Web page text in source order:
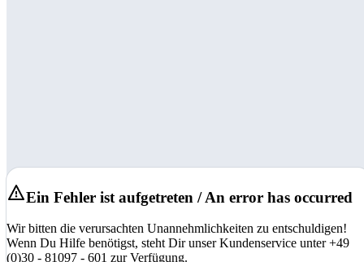
Ein Fehler ist aufgetreten / An error has occurred
Wir bitten die verursachten Unannehmlichkeiten zu entschuldigen!
Wenn Du Hilfe benötigst, steht Dir unser Kundenservice unter +49
(0)30 - 81097 - 601 zur Verfügung.